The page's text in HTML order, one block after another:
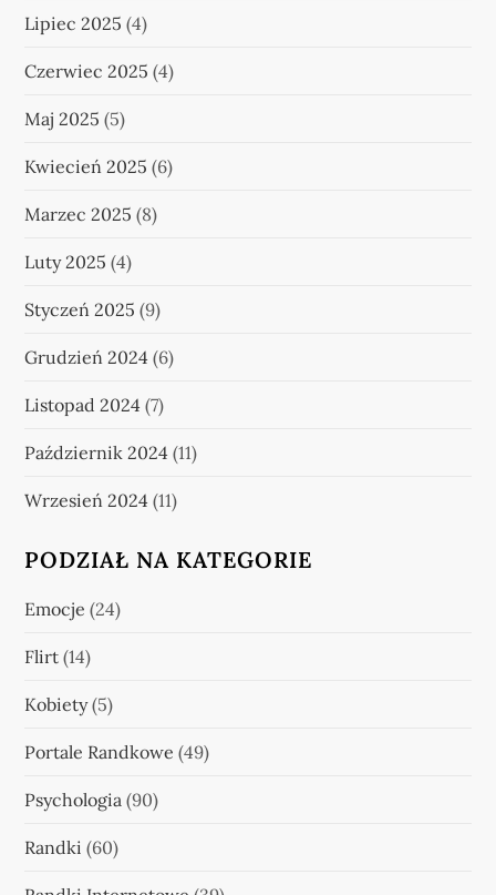
Lipiec 2025 (4)
Czerwiec 2025 (4)
Maj 2025 (5)
Kwiecień 2025 (6)
Marzec 2025 (8)
Luty 2025 (4)
Styczeń 2025 (9)
Grudzień 2024 (6)
Listopad 2024 (7)
Październik 2024 (11)
Wrzesień 2024 (11)
PODZIAŁ NA KATEGORIE
Emocje (24)
Flirt (14)
Kobiety(5)
Portale Randkowe (49)
Psychologia (90)
Randki (60)